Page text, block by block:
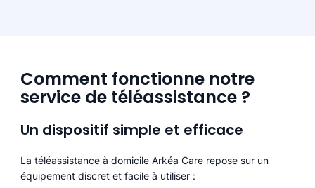
Comment fonctionne notre
service de téléassistance ?
Un dispositif simple et efficace
La téléassistance à domicile Arkéa Care repose sur un
équipement discret et facile à utiliser :